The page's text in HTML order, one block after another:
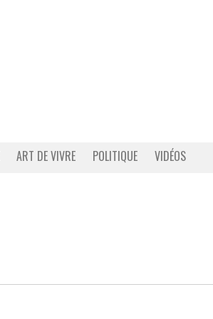
ART DE VIVRE POLITIQUE VIDÉOS